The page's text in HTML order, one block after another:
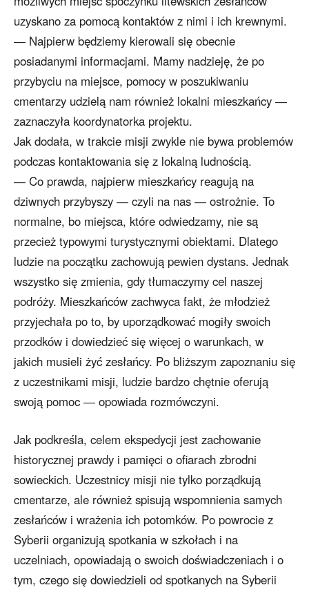
uzyskano za pomocą kontaktów z nimi i ich krewnymi.
― Najpierw będziemy kierowali się obecnie
posiadanymi informacjami. Mamy nadzieję, że po
przybyciu na miejsce, pomocy w poszukiwaniu
cmentarzy udzielą nam również lokalni mieszkańcy ―
zaznaczyła koordynatorka projektu.
Jak dodała, w trakcie misji zwykle nie bywa problemów
podczas kontaktowania się z lokalną ludnością.
― Co prawda, najpierw mieszkańcy reagują na
dziwnych przybyszy ― czyli na nas ― ostrożnie. To
normalne, bo miejsca, które odwiedzamy, nie są
przecież typowymi turystycznymi obiektami. Dlatego
ludzie na początku zachowują pewien dystans. Jednak
wszystko się zmienia, gdy tłumaczymy cel naszej
podróży. Mieszkańców zachwyca fakt, że młodzież
przyjechała po to, by uporządkować mogiły swoich
przodków i dowiedzieć się więcej o warunkach, w
jakich musieli żyć zesłańcy. Po bliższym zapoznaniu się
z uczestnikami misji, ludzie bardzo chętnie oferują
swoją pomoc ― opowiada rozmówczyni.
Jak podkreśla, celem ekspedycji jest zachowanie
historycznej prawdy i pamięci o ofiarach zbrodni
sowieckich. Uczestnicy misji nie tylko porządkują
cmentarze, ale również spisują wspomnienia samych
zesłańców i wrażenia ich potomków. Po powrocie z
Syberii organizują spotkania w szkołach i na
uczelniach, opowiadają o swoich doświadczeniach i o
tym, czego się dowiedzieli od spotkanych na Syberii